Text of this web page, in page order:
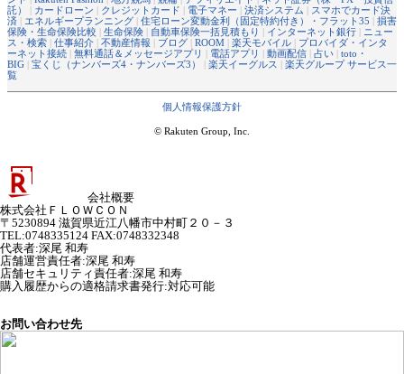
託）
| カードローン | クレジットカード | 電子マネー | 決済システム | スマホでカード決
済 | エネルギープランニング | 住宅ローン変動金利（固定特約付き）・フラット35 | 損害
保険・生命保険比較 | 生命保険 | 自動車保険一括見積もり | インターネット銀行 | ニュー
ス・検索 | 仕事紹介 | 不動産情報 | ブログ | ROOM | 楽天モバイル | プロバイダ・インタ
ーネット接続 | 無料通話＆メッセージアプリ | 電話アプリ | 動画配信 | 占い | toto・
BIG | 宝くじ（ナンバーズ4・ナンバーズ3） | 楽天イーグルス | 楽天グループ サービス一
覧
個人情報保護方針
© Rakuten Group, Inc.
会社概要
株式会社ＦＬＯＷＣＯＮ
〒5230894 滋賀県近江八幡市中村町２０－３
TEL:0748335124 FAX:0748332348
代表者:深尾 和寿
店舗運営責任者:深尾 和寿
店舗セキュリティ責任者:深尾 和寿
購入履歴からの適格請求書発行:対応可能
お問い合わせ先